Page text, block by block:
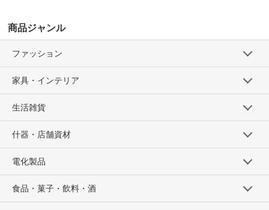
商品ジャンル
ファッション
家具・インテリア
生活雑貨
什器・店舗資材
電化製品
食品・菓子・飲料・酒